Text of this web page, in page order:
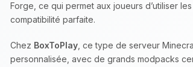
Forge, ce qui permet aux joueurs d’utiliser
compatibilité parfaite.
Chez BoxToPlay , ce type de serveur
personnalisée, avec de grands modpacks